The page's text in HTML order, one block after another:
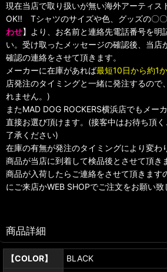
現在当店で取り扱いが無い海外アーティス
OK!! Tシャツのサイズや色、グッズの〇
わせ】より、お名前と連絡先電話番号を明
い。受け取ったメッセージの確認後、当店
確認の連絡をさせて頂きます。
メーカーに在庫があれば最短10日から約1
店発注のタイミングと一緒に発注するので
れません。)
またMAD DOG ROCKERS横浜店でもメー
直接お選び頂けます。(接客中はお待ち頂
了承ください)
在庫の有無が発注のタイミングにより変わ
商品が当店に到着して検品後とさせて頂き
商品が入荷したらご連絡をさせて頂きます
にご来店かWEB SHOPでご注文をお願い致
商品詳細
【COLOR】
BLACK